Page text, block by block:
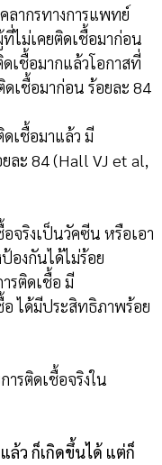
ลากรทางการแพทย์
ไม่เคยติดเชื้อมาก่อน
เชื้อมากแล้วโอกาสที่
เชื้อมาก่อน ร้อยละ 84
เชื้อมาแล้ว มี
ละ 84 (Hall VJ et al,
อจริงเป็นวัคซีน หรือเอา
องกันได้ไม่ร้อย
รติดเชื้อ มี
ได้มีประสิทธิภาพร้อย
รติดเชื้อจริงใน
ล้ว ก็เกิดขึ้นได้ แต่ก็